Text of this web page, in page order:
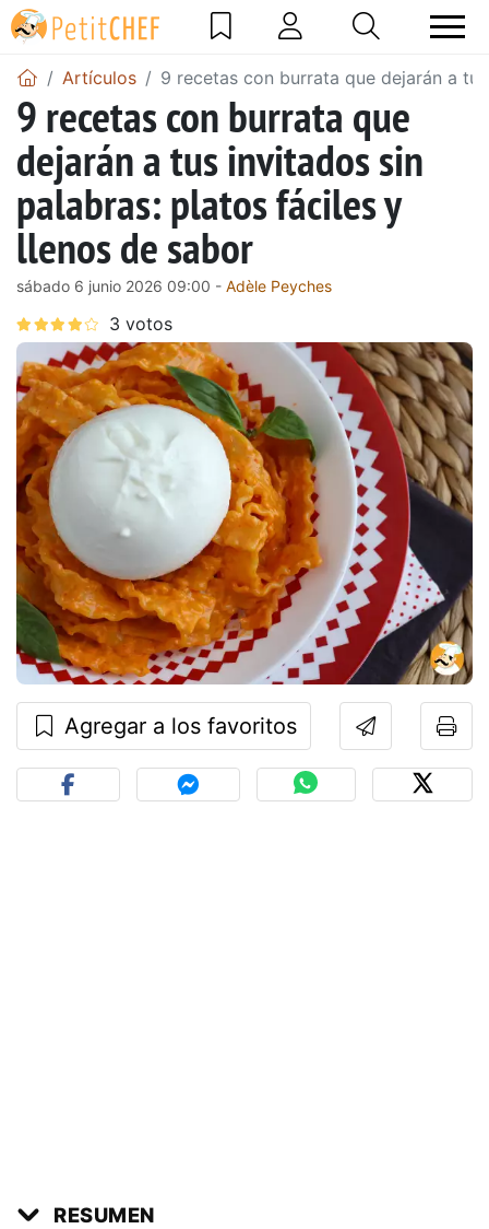
Artículos 9 recetas con burrata que dejarán a
9 recetas con burrata que
dejarán a tus invitados sin
palabras: platos fáciles y
llenos de sabor
sábado 6 junio 2026 09:00 - Adèle Peyches
Agregar a los favoritos
RESUMEN